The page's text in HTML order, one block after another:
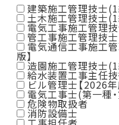
建築施工管理技士(1
土木施工管理技士(1
電気工事施工管理技
管工事施工管理技士
電気通信工事施工
版】
造園施工管理技士(1
給水装置工事主任技
ビル管理士【2026年
電気工事士(第一種
危険物取扱者
消防設備士